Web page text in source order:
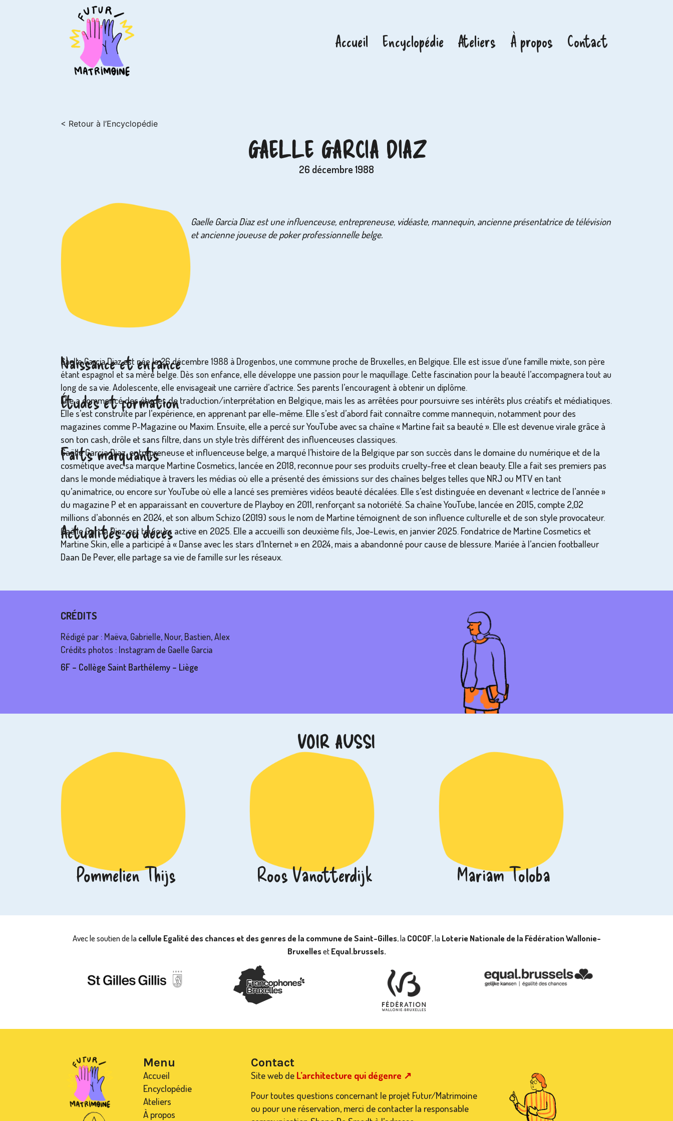
Accueil Encyclopédie Ateliers À propos Contact
< Retour à l’Encyclopédie
GAELLE GARCIA DIAZ
26 décembre 1988
Gaelle Garcia Diaz est une influenceuse, entrepreneuse, vidéaste, mannequin, ancienne présentatrice de télévision
et ancienne joueuse de poker professionnelle belge.
Naissance et enfance
Gaelle Garcia Diaz est née le 26 décembre 1988 à Drogenbos, une commune proche de Bruxelles, en Belgique. Elle est issue d’une famille mixte, son père
étant espagnol et sa mère belge. Dès son enfance, elle développe une passion pour le maquillage. Cette fascination pour la beauté l’accompagnera tout au
long de sa vie. Adolescente, elle envisageait une carrière d’actrice. Ses parents l’encouragent à obtenir un diplôme.
Études et formation
Elle a commencé des études de traduction/interprétation en Belgique, mais les as arrêtées pour poursuivre ses intérêts plus créatifs et médiatiques.
Elle s’est construite par l’expérience, en apprenant par elle-même. Elle s’est d’abord fait connaître comme mannequin, notamment pour des
magazines comme P-Magazine ou Maxim. Ensuite, elle a percé sur YouTube avec sa chaîne « Martine fait sa beauté ». Elle est devenue virale grâce à
son ton cash, drôle et sans filtre, dans un style très différent des influenceuses classiques.
Faits marquants
Gaëlle Garcia Diaz, entrepreneuse et influenceuse belge, a marqué l’histoire de la Belgique par son succès dans le domaine du numérique et de la
cosmétique avec sa marque Martine Cosmetics, lancée en 2018, reconnue pour ses produits cruelty-free et clean beauty. Elle a fait ses premiers pas
dans le monde médiatique à travers les médias où elle a présenté des émissions sur des chaînes belges telles que NRJ ou MTV en tant
qu’animatrice, ou encore sur YouTube où elle a lancé ses premières vidéos beauté décalées. Elle s’est distinguée en devenant « lectrice de l’année »
du magazine P et en apparaissant en couverture de Playboy en 2011, renforçant sa notoriété. Sa chaîne YouTube, lancée en 2015, compte 2,02
millions d’abonnés en 2024, et son album Schizo (2019) sous le nom de Martine témoignent de son influence culturelle et de son style provocateur.
Actualités ou décès
Gaëlle Garcia Diaz est toujours active en 2025. Elle a accueilli son deuxième fils, Joe-Lewis, en janvier 2025. Fondatrice de Martine Cosmetics et
Martine Skin, elle a participé à « Danse avec les stars d’Internet » en 2024, mais a abandonné pour cause de blessure. Mariée à l’ancien footballeur
Daan De Pever, elle partage sa vie de famille sur les réseaux.
CRÉDITS
Rédigé par : Maëva, Gabrielle, Nour, Bastien, Alex
Crédits photos : Instagram de Gaelle Garcia
6F – Collège Saint Barthélemy – Liège
VOIR AUSSI
Pommelien Thijs Roos Vanotterdijk Mariam Toloba
Avec le soutien de lacellule Egalité des chances et des genres de la commune de Saint-Gilles, laCOCOF, laLoterie Nationale de la Fédération Wallonie-
BruxellesetEqual.brussels.
Menu
Accueil
Encyclopédie
Ateliers
À propos
Contact
Site web de L’architecture qui dégenre ↗
Pour toutes questions concernant le projet Futur/Matrimoine
ou pour une réservation, merci de contacter la responsable